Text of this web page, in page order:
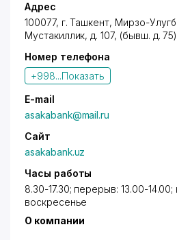
Адрес
100077, г. Ташкент, Мирзо-
Мустакиллик, д. 107, (бывш. д. 75)
Номер телефона
+998...Показать
E-mail
asakabank@mail.ru
Сайт
asakabank.uz
Часы работы
8.30-17.30; перерыв: 13.00-
воскресенье
О компании